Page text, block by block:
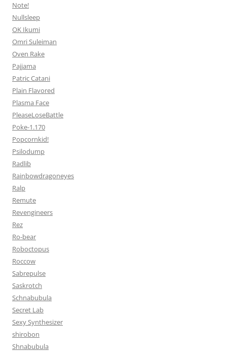
Note!
Nullsleep
OK Ikumi
Omri Suleiman
Oven Rake
Pajjama
Patric Catani
Plain Flavored
Plasma Face
PleaseLoseBattle
Poke-1.170
Popcornkid!
Psilodump
Radlib
Rainbowdragoneyes
Ralp
Remute
Revengineers
Rez
Ro-bear
Roboctopus
Roccow
Sabrepulse
Saskrotch
Schnabubula
Secret Lab
Sexy Synthesizer
shirobon
Shnabubula